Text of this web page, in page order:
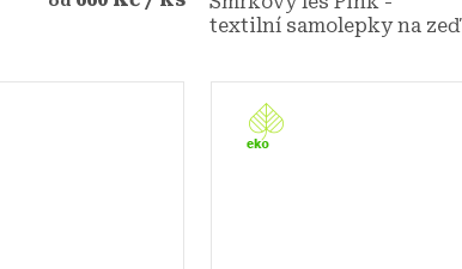
textilní samolepky na zeď